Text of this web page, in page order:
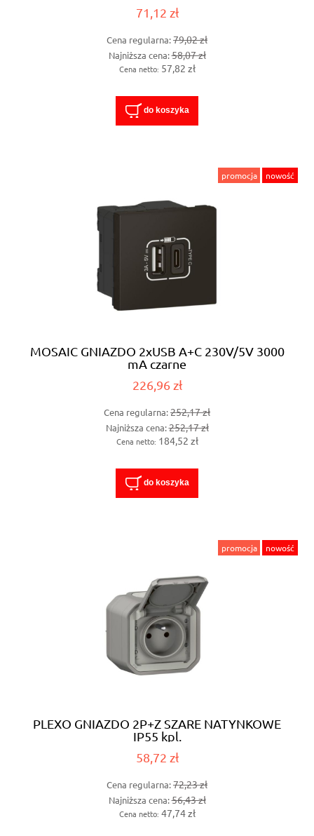
71,12 zł
Cena regularna:79,02 zł
Najniższa cena:58,07 zł
Cena netto: 57,82 zł
do koszyka
MOSAIC GNIAZDO 2xUSB A+C 230V/5V 3000
mA czarne
226,96 zł
Cena regularna:252,17 zł
Najniższa cena:252,17 zł
Cena netto: 184,52 zł
do koszyka
promocja nowość
PLEXO GNIAZDO 2P+Z SZARE NATYNKOWE
IP55 kpl.
58,72 zł
Cena regularna:72,23 zł
Najniższa cena:56,43 zł
Cena netto: 47,74 zł
promocja nowość